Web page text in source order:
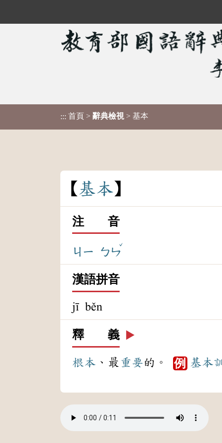
::: 首頁 > 辭典檢視 > 基本
基本
注 音
ㄐㄧ ㄅㄣ
ˇ
漢語拼音
jī běn
釋 義 ▶️
根本 、最 重要的。 例 基本